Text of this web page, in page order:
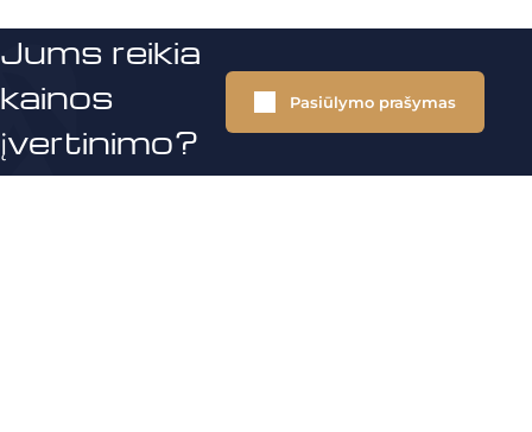
Jums reikia
kainos
įvertinimo?
Pasiūlymo prašymas